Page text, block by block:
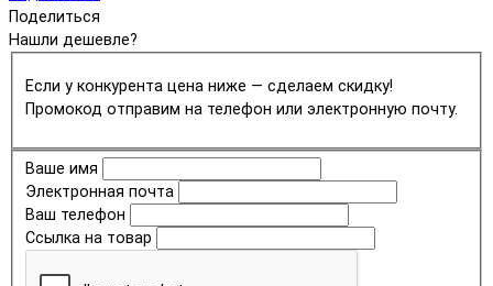
Поделиться
Нашли дешевле?
Если у конкурента цена ниже — сделаем скидку!
Промокод отправим на телефон или электронную почту.
Ваше имя
Электронная почта
Ваш телефон
Ссылка на товар